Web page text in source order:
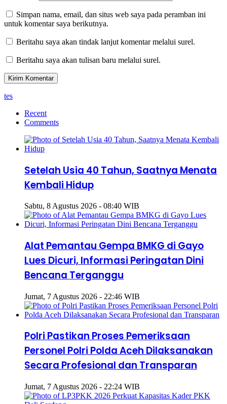
Simpan nama, email, dan situs web saya pada peramban ini
untuk komentar saya berikutnya.
Beritahu saya akan tindak lanjut komentar melalui surel.
Beritahu saya akan tulisan baru melalui surel.
tes
Recent
Comments
Setelah Usia 40 Tahun, Saatnya Menata
Kembali Hidup
Sabtu, 8 Agustus 2026 - 08:40 WIB
Alat Pemantau Gempa BMKG di Gayo
Lues Dicuri, Informasi Peringatan Dini
Bencana Terganggu
Jumat, 7 Agustus 2026 - 22:46 WIB
Polri Pastikan Proses Pemeriksaan
Personel Polri Polda Aceh Dilaksanakan
Secara Profesional dan Transparan
Jumat, 7 Agustus 2026 - 22:24 WIB